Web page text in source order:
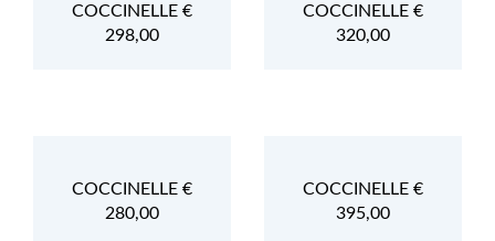
COCCINELLE €
298,00
COCCINELLE €
320,00
COCCINELLE €
280,00
COCCINELLE €
395,00